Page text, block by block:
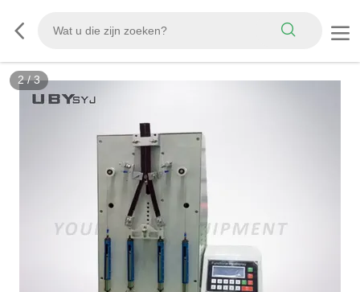
3/3